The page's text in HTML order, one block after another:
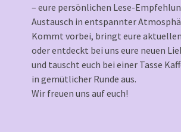
– eure persönlichen Lese-
Austausch in entspannter
Kommt vorbei, bringt eure
oder entdeckt bei uns eure neuen
und tauscht euch bei einer Tasse
in gemütlicher Runde aus.
Wir freuen uns auf euch!